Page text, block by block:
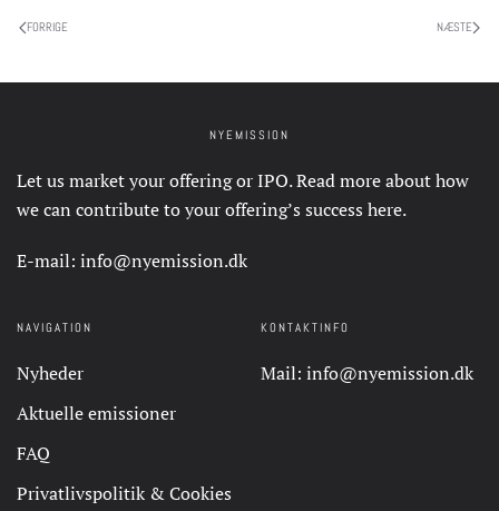
FORRIGE NÆSTE
NYEMISSION
Let us market your offering or IPO. Read more about how
we can contribute to your offering’s success here.
E-mail: info@nyemission.dk
NAVIGATION
Nyheder
Aktuelle emissioner
FAQ
Privatlivspolitik & Cookies
KONTAKTINFO
Mail: info@nyemission.dk